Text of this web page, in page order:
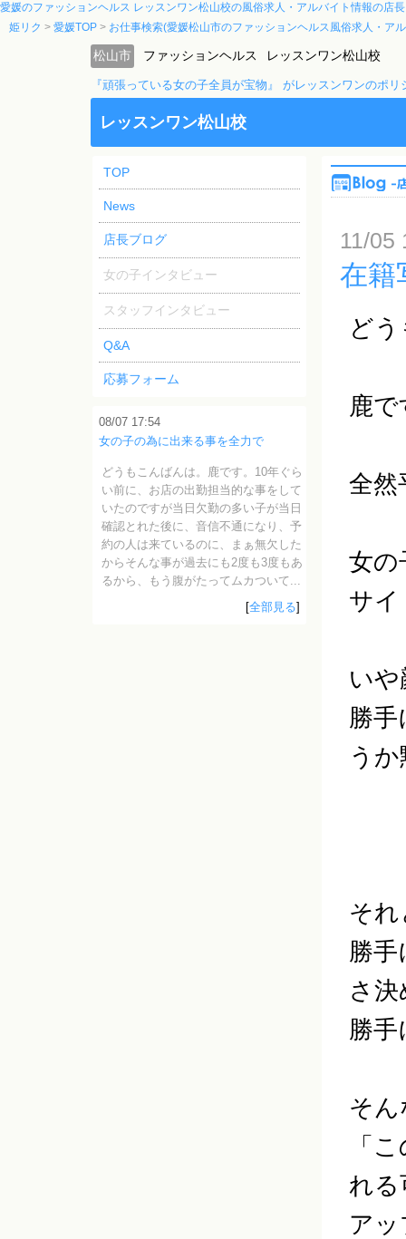
愛媛のファッションヘルス レッスンワン松山校の風俗求人・アルバイト情報の店
姫リク
愛媛TOP お仕事検索(愛媛松山市のファッションヘルス風俗求人・ア
松山市 ファッションヘルス レッスンワン松山校
『頑張っている女の子全員が宝物』 がレッスンワンのポリ
レッスンワン松山校
TOP
News
店長ブログ
女の子インタビュー
スタッフインタビュー
Q&A
応募フォーム
08/07 17:54
女の子の為に出来る事を全力で
どうもこんばんは。鹿です。10年ぐら
い前に、お店の出勤担当的な事をして
いたのですが当日欠勤の多い子が当日
確認とれた後に、音信不通になり、予
約の人は来ているのに、まぁ無欠した
からそんな事が過去にも2度も3度もあ
るから、もう腹がたってムカついて...
[全部見る]
11/05
在籍
ど
鹿
全然
女の
サ
い
勝
う
そ
勝
さ
勝
そ
「
れる
ア